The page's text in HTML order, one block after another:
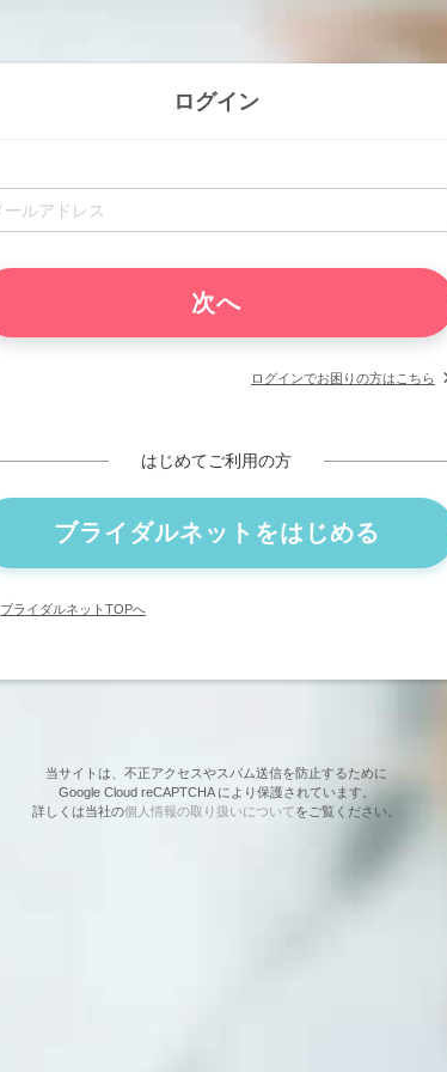
ログイン
ログインでお困りの方はこちら
はじめてご利用の方
ブライダルネットをはじめる
ブライダルネットTOPへ
当サイトは、不正アクセスやスパム送信を防止するために
Google Cloud reCAPTCHA により保護されています。
詳しくは当社の個人情報の取り扱いについてをご覧ください。